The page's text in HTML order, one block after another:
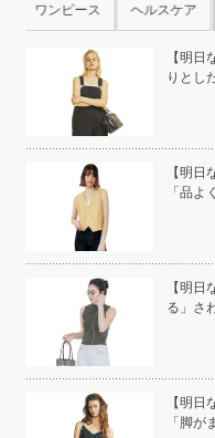
ワンピース ヘルスケア
【明
りとし
【明
「品よ
【明
る」さ
【明
「脚が